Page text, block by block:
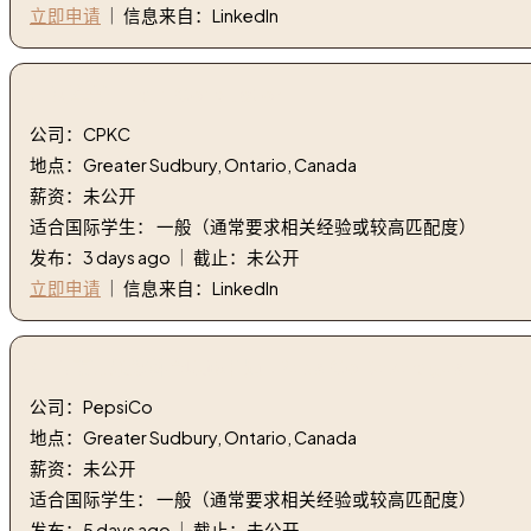
立即申请 ｜ 信息来自：LinkedIn
公司：CPKC
地点：Greater Sudbury, Ontario, Canada
薪资：未公开
适合国际学生： 一般（通常要求相关经验或较高匹配度）
发布：3 days ago ｜ 截止：未公开
立即申请 ｜ 信息来自：LinkedIn
公司：PepsiCo
地点：Greater Sudbury, Ontario, Canada
薪资：未公开
适合国际学生： 一般（通常要求相关经验或较高匹配度）